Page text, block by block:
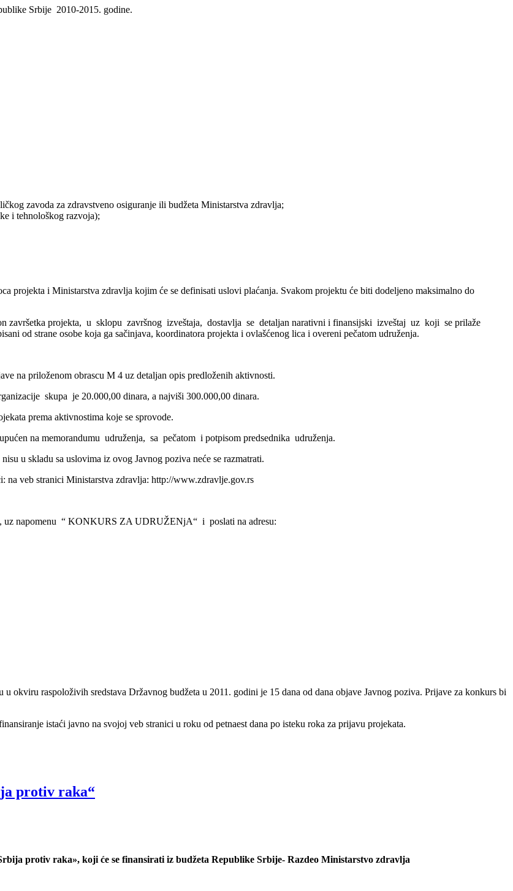
Srbije 2010-2015. godine.
zavoda za zdravstveno osiguranje ili budžeta Ministarstva zdravlja;
i tehnološkog razvoja);
i Ministarstva zdravlja kojim će se definisati uslovi plaćanja. Svakom projektu će biti dodeljeno maksimalno do
projekta, u sklopu završnog izveštaja, dostavlja se detaljan narativni i finansijski izveštaj uz koji se prilaže
od strane osobe koja ga sačinjava, koordinatora projekta i ovlašćenog lica i overeni pečatom udruženja.
na priloženom obrascu M 4 uz detaljan opis predloženih aktivnosti.
skupa je 20.000,00 dinara, a najviši 300.000,00 dinara.
prema aktivnostima koje se sprovode.
na memorandumu udruženja, sa pečatom i potpisom predsednika udruženja.
u skladu sa uslovima iz ovog Javnog poziva neće se razmatrati.
na veb stranici Ministarstva zdravlja: http://www.zdravlje.gov.rs
uz napomenu “ KONKURS ZA UDRUŽENjA“ i poslati na adresu:
okviru raspoloživih sredstava Državnog budžeta u 2011. godini je 15 dana od dana objave Javnog poziva. Prijave za konkurs bi
istaći javno na svojoj veb stranici u roku od petnaest dana po isteku roka za prijavu projekata.
protiv raka“
protiv raka», koji će se finansirati iz budžeta Republike Srbije- Razdeo Ministarstvo zdravlja